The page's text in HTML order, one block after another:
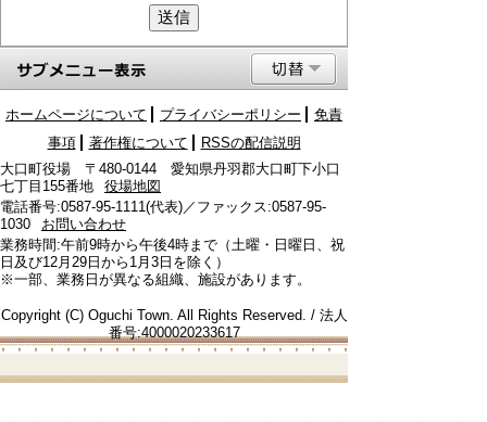
ホームページについて プライバシーポリシー
免責
事項
著作権について
RSSの配信説明
大口町役場 〒480-0144 愛知県丹羽郡大口町下小口
七丁目155番地
役場地図
電話番号:0587-95-1111(代表)／ファックス:0587-95-
1030
お問い合わせ
業務時間:午前9時から午後4時まで（土曜・日曜日、祝
日及び12月29日から1月3日を除く）
※一部、業務日が異なる組織、施設があります。
Copyright (C) Oguchi Town. All Rights Reserved. / 法人
番号:4000020233617